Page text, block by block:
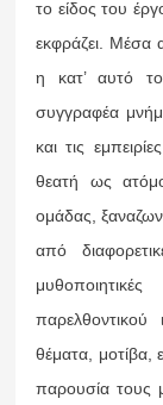
το είδος του
εκφράζει. Μέσα
η κατ’ αυτό
συγγραφέα
και τις
θεατή ως
ομάδας,
από
παρελθοντικού
θέματα, μοτίβα,
παρουσία τους